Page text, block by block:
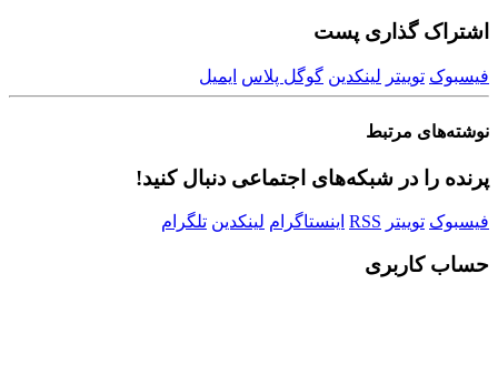
اشتراک گذاری پست
فیسبوک توییتر لینکدین گوگل پلاس ایمیل
نوشته‌های مرتبط
پرنده را در شبکه‌های اجتماعی دنبال کنید!
فیسبوک توییتر RSS اینستاگرام لینکدین تلگرام
حساب کاربری